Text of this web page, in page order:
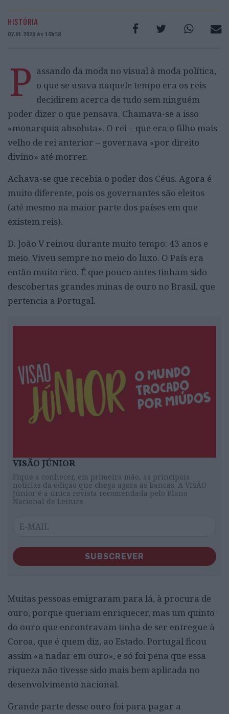
HISTÓRIA
07.01.2020 às 16h58
P assando da moda no visual à moda política,
o que se usava naquele tempo era os reis
decidirem acerca de tudo sem ninguém
poder dizer o que pensava. Chamava-se a isso
«monarquia absoluta». O rei – que era o filho mais
velho de rei anterior – governava «por direito
divino» até morrer.
Achava-se que recebia o poder dos Céus. Agora é
muito diferente, pois os governantes são eleitos
(até mesmo na maior parte dos países em que
existem reis).
D. João V reinou durante muito tempo: 43 anos e
meio. Viveu sempre no meio do luxo. O País era
então muito rico. É que pouco antes tinham sido
descobertas grandes minas de ouro no Brasil, que
pertencia a Portugal.
VISÃO JÚNIOR
Fique a conhecer, em primeira mão, as principais
notícias da edição que chega agora às bancas. A VISÃO
Júnior é a única revista recomendada pelo Plano
Nacional de Leitura
SUBSCREVER
Muitas pessoas emigraram para lá, à procura de
ouro, porque queriam enriquecer, mas um quinto
do ouro que encontravam tinha de ser entregue à
Coroa, que é quem diz, ao Estado. Portugal ficou
assim «a nadar em ouro», e só foi pena que essa
riqueza não tivesse sido mais bem aplicada no
desenvolvimento nacional.
Grande parte desse ouro foi para pagar a